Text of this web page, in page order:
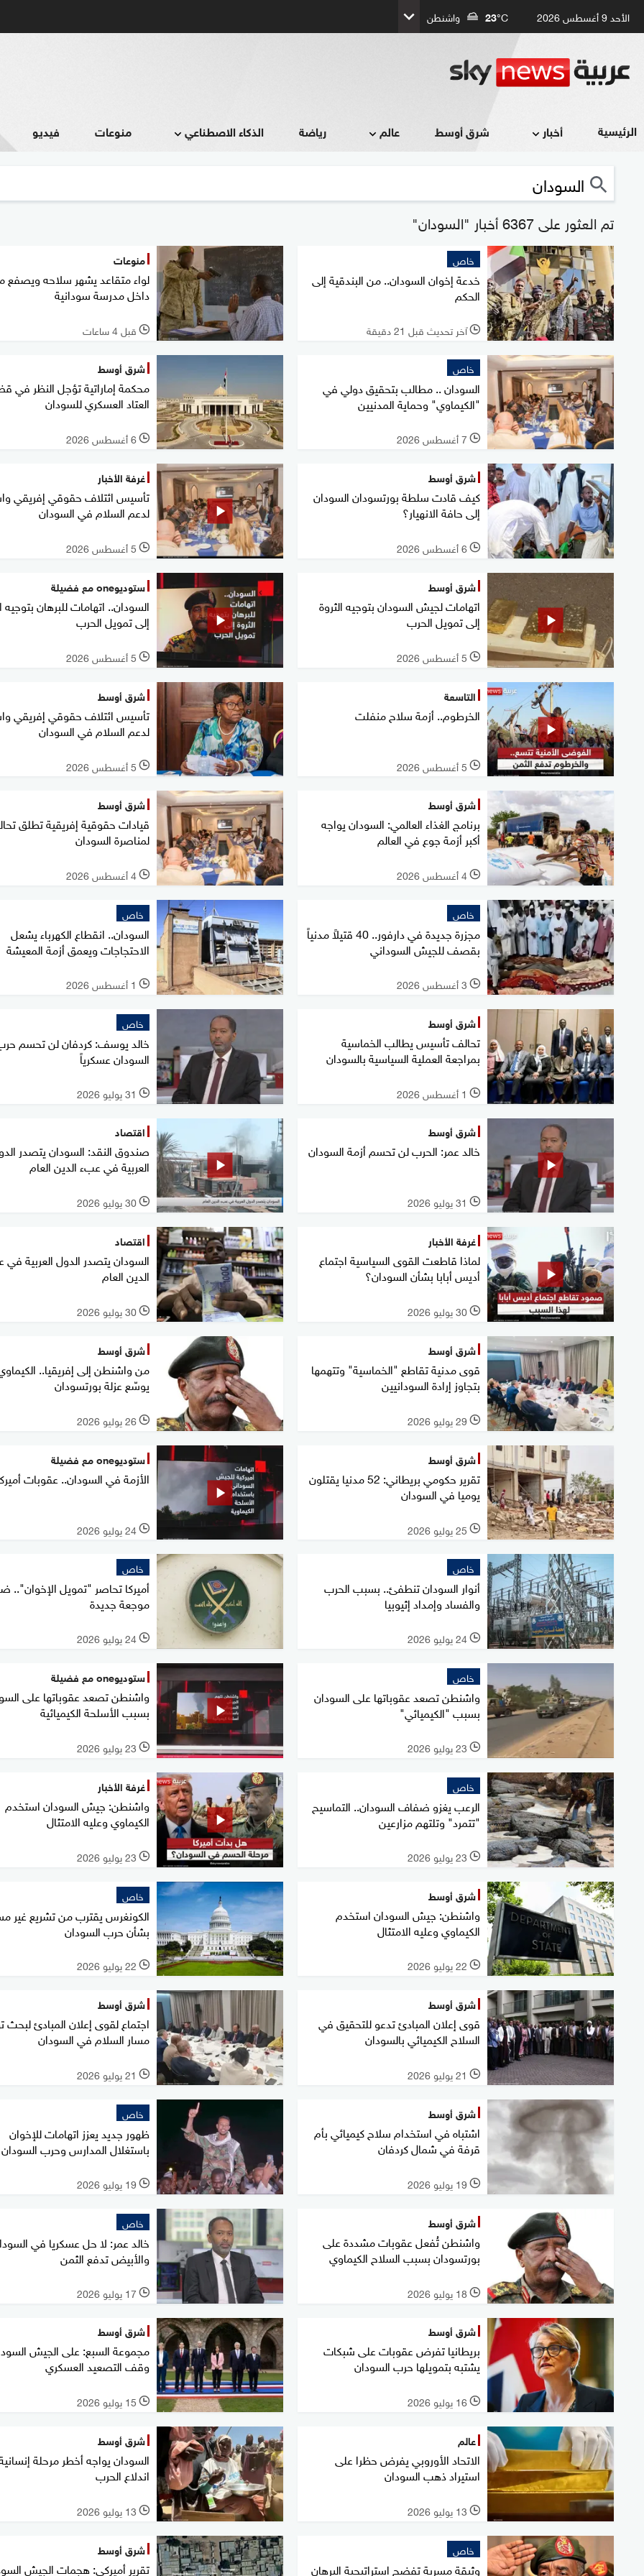
الأحد 9 أغسطس 2026 23°C واشنطن
الرئيسية أخبار شرق أوسط عالم رياضة الذكاء الاصطناعي منوعات فيديو
تم العثور على 6367 أخبار "السودان"
خاص
خدعة إخوان السودان.. من البندقية إلى
الحكم
l آخر تحديث قبل 21 دقيقة
منوعات
لواء متقاعد يشهر سلاحه ويصفع
داخل مدرسة سودانية
l قبل 4 ساعات
خاص
السودان .. مطالب بتحقيق دولي في
"الكيماوي" وحماية المدنيين
l 7 أغسطس 2026
شرق أوسط
محكمة إماراتية تؤجل النظر في
العتاد العسكري للسودان
l 6 أغسطس 2026
شرق أوسط
كيف قادت سلطة بورتسودان السودان
إلى حافة الانهيار؟
l 6 أغسطس 2026
غرفة الأخبار
تأسيس ائتلاف حقوقي إفريقي
لدعم السلام في السودان
l 5 أغسطس 2026
شرق أوسط
اتهامات لجيش السودان بتوجيه الثروة
إلى تمويل الحرب
l 5 أغسطس 2026
ستوديوone مع فضيلة
السودان.. اتهامات للبرهان بتوجيه
إلى تمويل الحرب
l 5 أغسطس 2026
التاسعة
الخرطوم.. أزمة سلاح منفلت
l 5 أغسطس 2026
شرق أوسط
تأسيس ائتلاف حقوقي إفريقي
لدعم السلام في السودان
l 5 أغسطس 2026
شرق أوسط
برنامج الغذاء العالمي: السودان يواجه
أكبر أزمة جوع في العالم
l 4 أغسطس 2026
شرق أوسط
قيادات حقوقية إفريقية تطلق
لمناصرة السودان
l 4 أغسطس 2026
خاص
مجزرة جديدة في دارفور.. 40 قتيلاً مدنياً
بقصف للجيش السوداني
l 3 أغسطس 2026
خاص
السودان.. انقطاع الكهرباء يشعل
الاحتجاجات ويعمق أزمة المعيشة
l 1 أغسطس 2026
شرق أوسط
تحالف تأسيس يطالب الخماسية
بمراجعة العملية السياسية بالسودان
l 1 أغسطس 2026
خاص
خالد يوسف: كردفان لن تحسم
السودان عسكرياً
l 31 يوليو 2026
شرق أوسط
خالد عمر: الحرب لن تحسم أزمة السودان
l 31 يوليو 2026
اقتصاد
صندوق النقد: السودان يتصدر
العربية في عبء الدين العام
l 30 يوليو 2026
غرفة الأخبار
لماذا قاطعت القوى السياسية اجتماع
أديس أبابا بشأن السودان؟
l 30 يوليو 2026
اقتصاد
السودان يتصدر الدول العربية
الدين العام
l 30 يوليو 2026
شرق أوسط
قوى مدنية تقاطع "الخماسية" وتتهمها
بتجاوز إرادة السودانيين
l 29 يوليو 2026
شرق أوسط
من واشنطن إلى إفريقيا..
يوسّع عزلة بورتسودان
l 26 يوليو 2026
شرق أوسط
تقرير حكومي بريطاني: 52 مدنيا يقتلون
يوميا في السودان
l 25 يوليو 2026
ستوديوone مع فضيلة
الأزمة في السودان.. عقوبات
l 24 يوليو 2026
خاص
أنوار السودان تنطفئ.. بسبب الحرب
والفساد وإمداد إثيوبيا
l 24 يوليو 2026
خاص
أميركا تحاصر "تمويل الإخوان"..
موجعة جديدة
l 24 يوليو 2026
خاص
واشنطن تصعد عقوباتها على السودان
بسبب "الكيميائي"
l 23 يوليو 2026
ستوديوone مع فضيلة
واشنطن تصعد عقوباتها على
بسبب الأسلحة الكيميائية
l 23 يوليو 2026
خاص
الرعب يغزو ضفاف السودان.. التماسيح
"تتمرد" وتلتهم مزارعين
l 23 يوليو 2026
غرفة الأخبار
واشنطن: جيش السودان استخدم
الكيماوي وعليه الامتثال
l 23 يوليو 2026
شرق أوسط
واشنطن: جيش السودان استخدم
الكيماوي وعليه الامتثال
l 22 يوليو 2026
خاص
الكونغرس يقترب من تشريع غير
بشأن حرب السودان
l 22 يوليو 2026
شرق أوسط
قوى إعلان المبادئ تدعو للتحقيق في
السلاح الكيميائي بالسودان
l 21 يوليو 2026
شرق أوسط
اجتماع لقوى إعلان المبادئ لبحث
مسار السلام في السودان
l 21 يوليو 2026
شرق أوسط
اشتباه في استخدام سلاح كيميائي بأم
قرفة في شمال كردفان
l 19 يوليو 2026
خاص
ظهور جديد يعزز اتهامات للإخوان
باستغلال المدارس وحرب السودان
l 19 يوليو 2026
شرق أوسط
واشنطن تُفعل عقوبات مشددة على
بورتسودان بسبب السلاح الكيماوي
l 18 يوليو 2026
خاص
خالد عمر: لا حل عسكريا في
والأبيض تدفع الثمن
l 17 يوليو 2026
شرق أوسط
بريطانيا تفرض عقوبات على شبكات
يشتبه بتمويلها حرب السودان
l 16 يوليو 2026
شرق أوسط
مجموعة السبع: على الجيش
وقف التصعيد العسكري
l 15 يوليو 2026
عالم
الاتحاد الأوروبي يفرض حظرا على
استيراد ذهب السودان
l 13 يوليو 2026
شرق أوسط
السودان يواجه أخطر مرحلة
اندلاع الحرب
l 13 يوليو 2026
خاص
وثيقة مسربة تفضح استراتيجية البرهان
شرق أوسط
تقرير أميركي: هجمات الجيش